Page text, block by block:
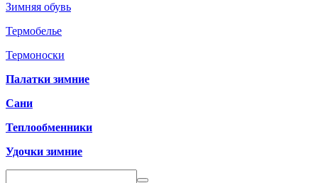
Зимняя обувь
Термобелье
Термоноски
Палатки зимние
Сани
Теплообменники
Удочки зимние